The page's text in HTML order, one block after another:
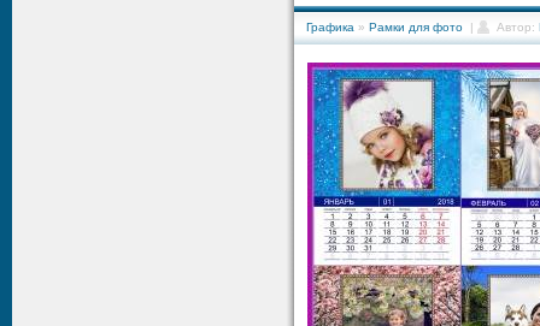
Графика » Рамки для фото | Автор: